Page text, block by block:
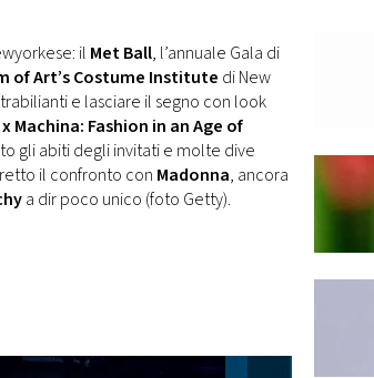
il Met Ball, l’annuale Gala di
of Art’s Costume Institute di New
e lasciare il segno con look
Machina: Fashion in an Age of
gli abiti degli invitati e molte dive
il confronto con Madonna, ancora
a dir poco unico (foto Getty).